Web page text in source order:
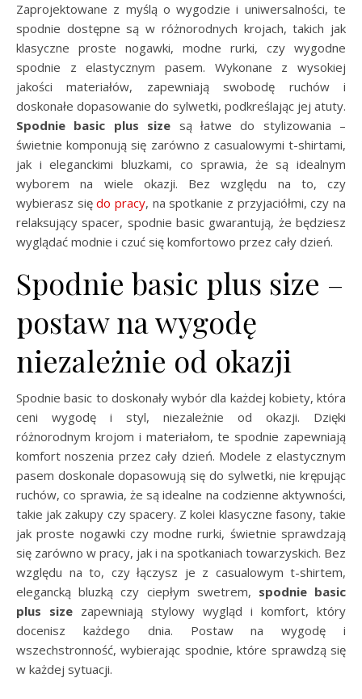
Zaprojektowane z myślą o wygodzie i uniwersalności, te
spodnie dostępne są w różnorodnych krojach, takich jak
klasyczne proste nogawki, modne rurki, czy wygodne
spodnie z elastycznym pasem. Wykonane z wysokiej
jakości materiałów, zapewniają swobodę ruchów i
doskonałe dopasowanie do sylwetki, podkreślając jej atuty.
Spodnie basic plus size są łatwe do stylizowania –
świetnie komponują się zarówno z casualowymi t-shirtami,
jak i eleganckimi bluzkami, co sprawia, że są idealnym
wyborem na wiele okazji. Bez względu na to, czy
wybierasz siędo pracy, na spotkanie z przyjaciółmi, czy na
relaksujący spacer, spodnie basic gwarantują, że będziesz
wyglądać modnie i czuć się komfortowo przez cały dzień.
Spodnie basic plus size –
postaw na wygodę
niezależnie od okazji
Spodnie basic to doskonały wybór dla każdej kobiety, która
ceni wygodę i styl, niezależnie od okazji. Dzięki
różnorodnym krojom i materiałom, te spodnie zapewniają
komfort noszenia przez cały dzień. Modele z elastycznym
pasem doskonale dopasowują się do sylwetki, nie krępując
ruchów, co sprawia, że są idealne na codzienne aktywności,
takie jak zakupy czy spacery. Z kolei klasyczne fasony, takie
jak proste nogawki czy modne rurki, świetnie sprawdzają
się zarówno w pracy, jak i na spotkaniach towarzyskich. Bez
względu na to, czy łączysz je z casualowym t-shirtem,
elegancką bluzką czy ciepłym swetrem, spodnie basic
plus size zapewniają stylowy wygląd i komfort, który
docenisz każdego dnia. Postaw na wygodę i
wszechstronność, wybierając spodnie, które sprawdzą się
w każdej sytuacji.